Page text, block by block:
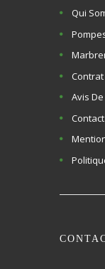
Qui
Avis
Contact